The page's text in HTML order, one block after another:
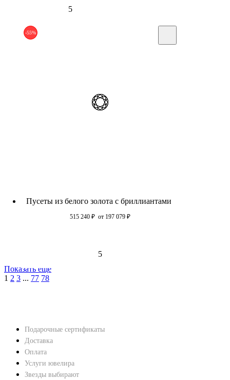
5
-55%
Пусеты из белого золота c бриллиантами
515 240 ₽ от 197 079 ₽
5
Показать еще
1 2 3 ... 77 78
Подарочные сертификаты
Доставка
Оплата
Услуги ювелира
Звезды выбирают